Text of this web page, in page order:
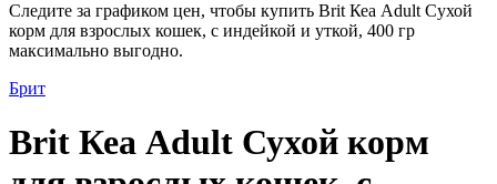
Следите за графиком цен, чтобы купить Brit Кеа Adult Сухой
корм для взрослых кошек, с индейкой и уткой, 400 гр
максимально выгодно.
Брит
Brit Кеа Adult Сухой корм